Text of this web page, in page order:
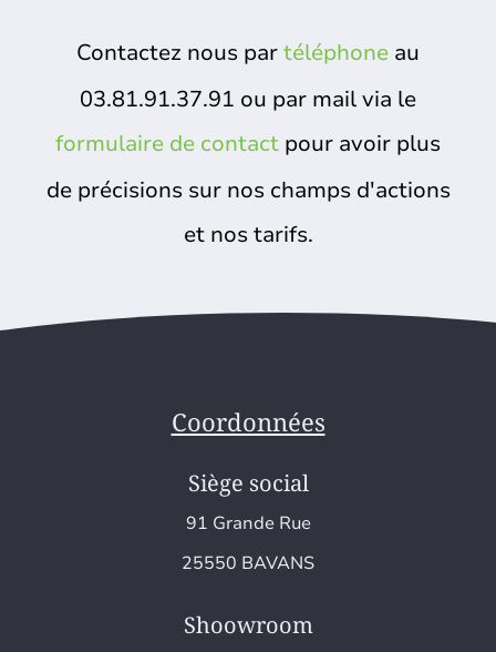
Contactez nous partéléphone au
03.81.91.37.91 ou par mail via le
formulaire de contact pour avoir plus
de précisions sur nos champs d'actions
et nos tarifs.
Coordonnées
Siège social
91 Grande Rue
25550 BAVANS
Shoowroom